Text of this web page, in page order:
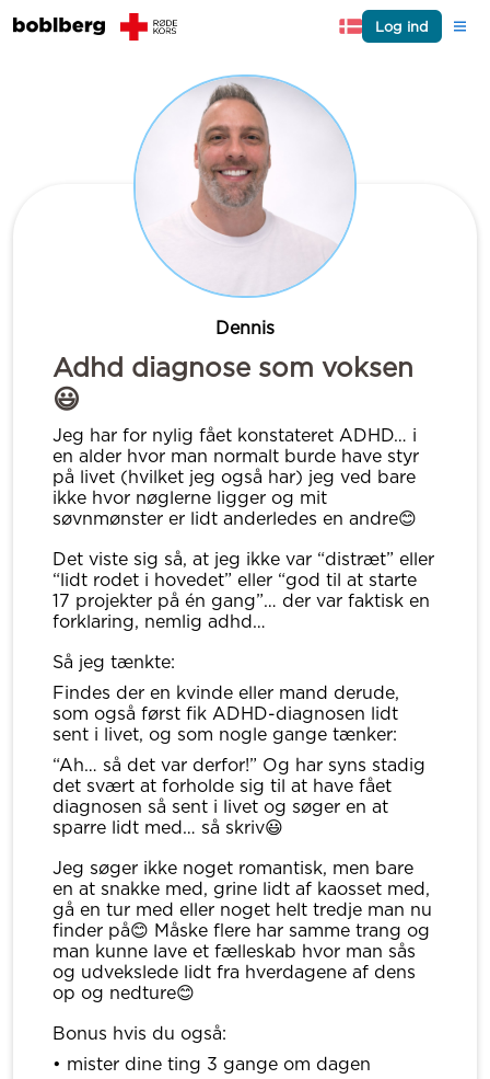
Log ind
Dennis
Adhd diagnose som voksen
😃
Jeg har for nylig fået konstateret ADHD… i
en alder hvor man normalt burde have styr
på livet (hvilket jeg også har) jeg ved bare
ikke hvor nøglerne ligger og mit
søvnmønster er lidt anderledes en andre😊
Det viste sig så, at jeg ikke var “distræt” eller
“lidt rodet i hovedet” eller “god til at starte
17 projekter på én gang”… der var faktisk en
forklaring, nemlig adhd…
Så jeg tænkte:
Findes der en kvinde eller mand derude,
som også først fik ADHD-diagnosen lidt
sent i livet, og som nogle gange tænker:
“Ah… så det var derfor!” Og har syns stadig
det svært at forholde sig til at have fået
diagnosen så sent i livet og søger en at
sparre lidt med… så skriv😃
Jeg søger ikke noget romantisk, men bare
en at snakke med, grine lidt af kaosset med,
gå en tur med eller noget helt tredje man nu
finder på😊 Måske flere har samme trang og
man kunne lave et fælleskab hvor man sås
og udvekslede lidt fra hverdagene af dens
op og nedture😊
Bonus hvis du også:
• mister dine ting 3 gange om dagen